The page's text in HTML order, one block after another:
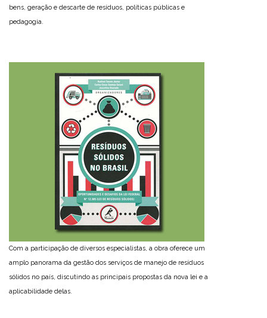
bens, geração e descarte de resíduos, políticas públicas e
pedagogia.
Com a participação de diversos especialistas, a obra oferece um
amplo panorama da gestão dos serviços de manejo de resíduos
sólidos no país, discutindo as principais propostas da nova lei e a
aplicabilidade delas.